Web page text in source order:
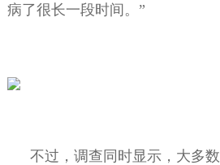
病了很长一段时间。”
不过，调查同时显示，大多